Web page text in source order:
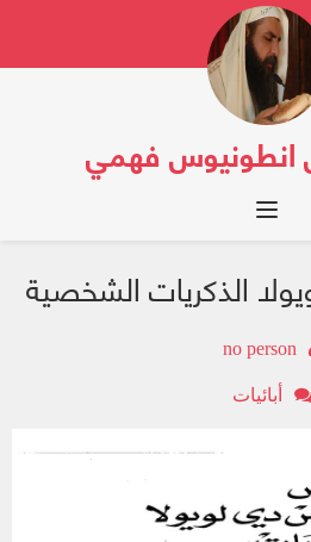
انطونيوس فهمي
Toggle navigation
الذكريات الشخصية
no person
أبائيات